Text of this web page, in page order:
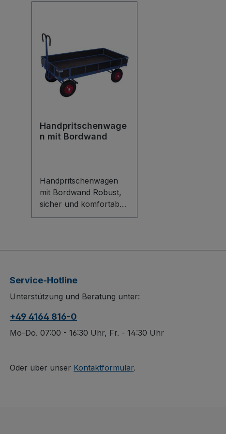
Handpritschenwage
n mit Bordwand
Handpritschenwagen
mit Bordwand Robust,
sicher und komfortabel
im Handling: Dieser
Schweißkonstruktion
ist der ideale Helfer für
Transportaufgaben im
Außenbereich. Drei
abklappbare
Spannverschluss
Service-Hotline
Unterstützung und Beratung unter:
+49 4164 816-0
Mo-Do. 07:00 - 16:30 Uhr, Fr. - 14:30 Uhr
Oder über unser Kontaktformular.